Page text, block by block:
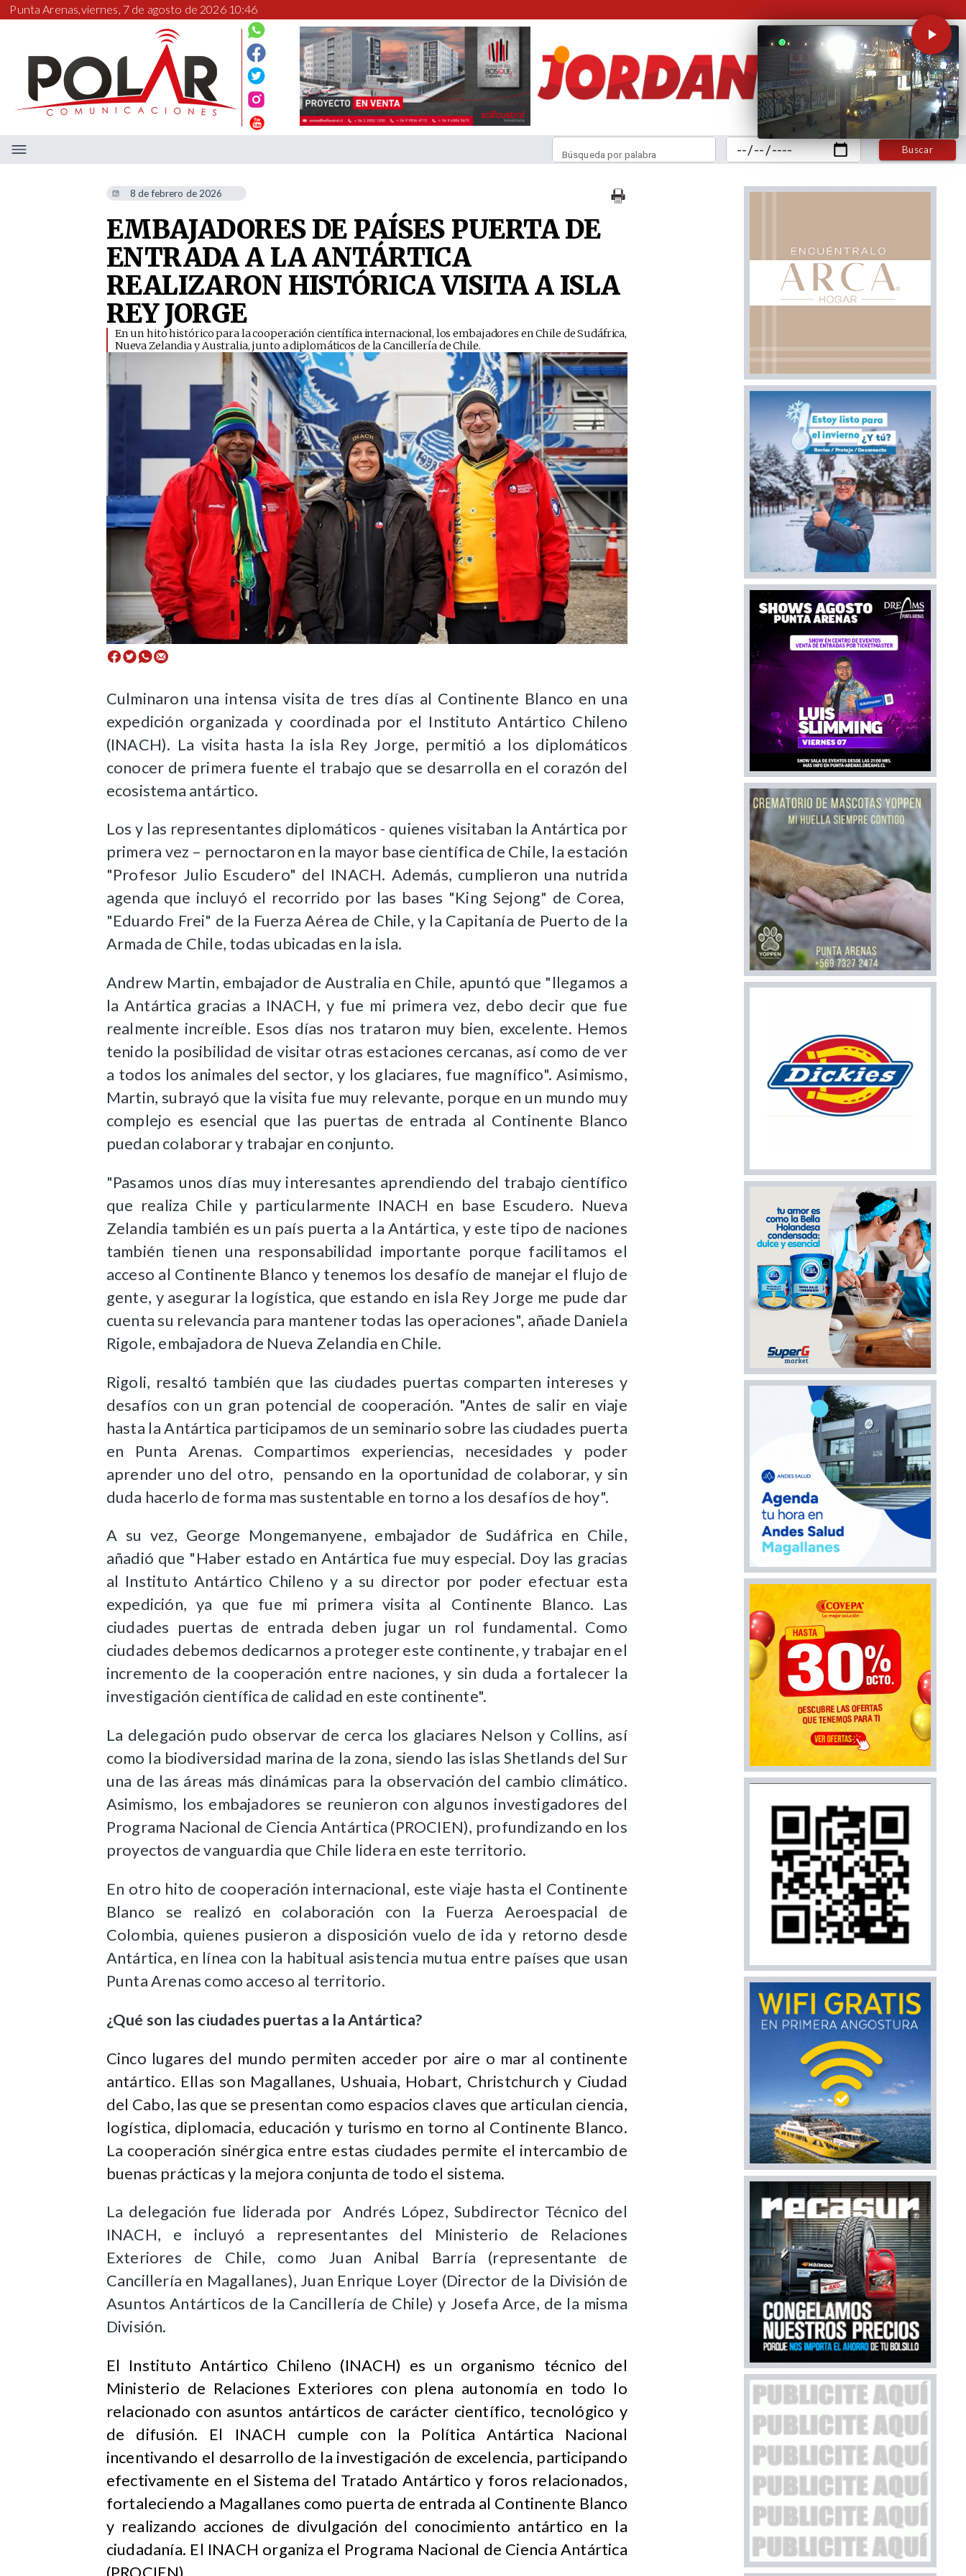
Punta Arenas,viernes, 7 de agosto de 2026 10:46
Buscar
Búsqueda por palabra
8 de febrero de 2026
EMBAJADORES DE PAÍSES PUERTA DE
ENTRADA A LA ANTÁRTICA
REALIZARON HISTÓRICA VISITA A ISLA
REY JORGE
En un hito histórico para la cooperación científica internacional, los embajadores en Chile de Sudáfrica,
Nueva Zelandia y Australia, junto a diplomáticos de la Cancillería de Chile. ​
Culminaron una intensa visita de tres días al Continente Blanco en una
expedición organizada y coordinada por el Instituto Antártico Chileno
(INACH). La visita hasta la isla Rey Jorge, permitió a los diplomáticos
conocer de primera fuente el trabajo que se desarrolla en el corazón del
ecosistema antártico.
Los y las representantes diplomáticos - quienes visitaban la Antártica por
primera vez – pernoctaron en la mayor base científica de Chile, la estación
"Profesor Julio Escudero" del INACH. Además, cumplieron una nutrida
agenda que incluyó el recorrido por las bases "King Sejong" de Corea,
"Eduardo Frei" de la Fuerza Aérea de Chile, y la Capitanía de Puerto de la
Armada de Chile, todas ubicadas en la isla.
Andrew Martin, embajador de Australia en Chile, apuntó que "llegamos a
la Antártica gracias a INACH, y fue mi primera vez, debo decir que fue
realmente increíble. Esos días nos trataron muy bien, excelente. Hemos
tenido la posibilidad de visitar otras estaciones cercanas, así como de ver
a todos los animales del sector, y los glaciares, fue magnífico". Asimismo,
Martin, subrayó que la visita fue muy relevante, porque en un mundo muy
complejo es esencial que las puertas de entrada al Continente Blanco
puedan colaborar y trabajar en conjunto.
"Pasamos unos días muy interesantes aprendiendo del trabajo científico
que realiza Chile y particularmente INACH en base Escudero. Nueva
Zelandia también es un país puerta a la Antártica, y este tipo de naciones
también tienen una responsabilidad importante porque facilitamos el
acceso al Continente Blanco y tenemos los desafío de manejar el flujo de
gente, y asegurar la logística, que estando en isla Rey Jorge me pude dar
cuenta su relevancia para mantener todas las operaciones", añade Daniela
Rigole, embajadora de Nueva Zelandia en Chile.
Rigoli, resaltó también que las ciudades puertas comparten intereses y
desafíos con un gran potencial de cooperación. "Antes de salir en viaje
hasta la Antártica participamos de un seminario sobre las ciudades puerta
en Punta Arenas. Compartimos experiencias, necesidades y poder
aprender uno del otro, pensando en la oportunidad de colaborar, y sin
duda hacerlo de forma mas sustentable en torno a los desafíos de hoy".
A su vez, George Mongemanyene, embajador de Sudáfrica en Chile,
añadió que "Haber estado en Antártica fue muy especial. Doy las gracias
al Instituto Antártico Chileno y a su director por poder efectuar esta
expedición, ya que fue mi primera visita al Continente Blanco. Las
ciudades puertas de entrada deben jugar un rol fundamental. Como
ciudades debemos dedicarnos a proteger este continente, y trabajar en el
incremento de la cooperación entre naciones, y sin duda a fortalecer la
investigación científica de calidad en este continente".
La delegación pudo observar de cerca los glaciares Nelson y Collins, así
como la biodiversidad marina de la zona, siendo las islas Shetlands del Sur
una de las áreas más dinámicas para la observación del cambio climático.
Asimismo, los embajadores se reunieron con algunos investigadores del
Programa Nacional de Ciencia Antártica (PROCIEN), profundizando en los
proyectos de vanguardia que Chile lidera en este territorio.
En otro hito de cooperación internacional, este viaje hasta el Continente
Blanco se realizó en colaboración con la Fuerza Aeroespacial de
Colombia, quienes pusieron a disposición vuelo de ida y retorno desde
Antártica, en línea con la habitual asistencia mutua entre países que usan
Punta Arenas como acceso al territorio.
¿Qué son las ciudades puertas a la Antártica?
Cinco lugares del mundo permiten acceder por aire o mar al continente
antártico. Ellas son Magallanes, Ushuaia, Hobart, Christchurch y Ciudad
del Cabo, las que se presentan como espacios claves que articulan ciencia,
logística, diplomacia, educación y turismo en torno al Continente Blanco.
La cooperación sinérgica entre estas ciudades permite el intercambio de
buenas prácticas y la mejora conjunta de todo el sistema.
La delegación fue liderada por Andrés López, Subdirector Técnico del
INACH, e incluyó a representantes del Ministerio de Relaciones
Exteriores de Chile, como Juan Anibal Barría (representante de
Cancillería en Magallanes), Juan Enrique Loyer (Director de la División de
Asuntos Antárticos de la Cancillería de Chile) y Josefa Arce, de la misma
División.
El Instituto Antártico Chileno (INACH) es un organismo técnico del
Ministerio de Relaciones Exteriores con plena autonomía en todo lo
relacionado con asuntos antárticos de carácter científico, tecnológico y
de difusión. El INACH cumple con la Política Antártica Nacional
incentivando el desarrollo de la investigación de excelencia, participando
efectivamente en el Sistema del Tratado Antártico y foros relacionados,
fortaleciendo a Magallanes como puerta de entrada al Continente Blanco
y realizando acciones de divulgación del conocimiento antártico en la
ciudadanía. El INACH organiza el Programa Nacional de Ciencia Antártica